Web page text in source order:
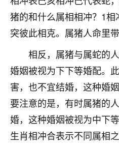
猪的和什么属相相冲？1
突彼此相克。属猪人命里
相反，属猪与属蛇的
婚姻被视为下下等婚配。
害，也不宜结婚，这种婚
要注意的是，有时属猪的
婚，这种婚姻被视为中下
生肖相冲合表示不同属相
做梦梦见她，后来
师，安排了超度法事
了，一开始是半信半
2天前 来自云南
优秀的张同学
老师收徒吗？？我对这
2天前 来自山西